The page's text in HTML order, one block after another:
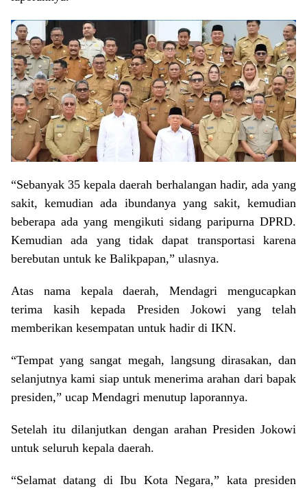
“Sebanyak 35 kepala daerah berhalangan hadir, ada yang
sakit, kemudian ada ibundanya yang sakit, kemudian
beberapa ada yang mengikuti sidang paripurna DPRD.
Kemudian ada yang tidak dapat transportasi karena
berebutan untuk ke Balikpapan,” ulasnya.
Atas nama kepala daerah, Mendagri mengucapkan
terima kasih kepada Presiden Jokowi yang telah
memberikan kesempatan untuk hadir di IKN.
“Tempat yang sangat megah, langsung dirasakan, dan
selanjutnya kami siap untuk menerima arahan dari bapak
presiden,” ucap Mendagri menutup laporannya.
Setelah itu dilanjutkan dengan arahan Presiden Jokowi
untuk seluruh kepala daerah.
“Selamat datang di Ibu Kota Negara,” kata presiden